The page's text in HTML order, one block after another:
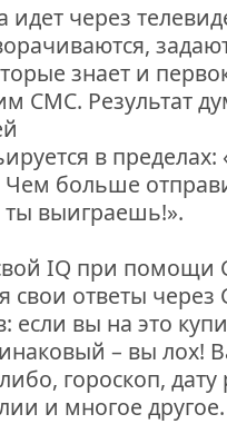
идет через
знает и
СМС. Результат
в
Чем больше
выиграешь!».
IQ при
свои ответы
если вы на это
– вы лох!
гороскоп,
и многое другое.